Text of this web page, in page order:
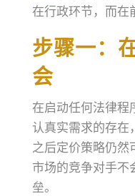
在行政环节，而在
步骤一：
会
在启动任何法律程
认真实需求的存在
之后定价策略仍然
市场的竞争对手不
垒。